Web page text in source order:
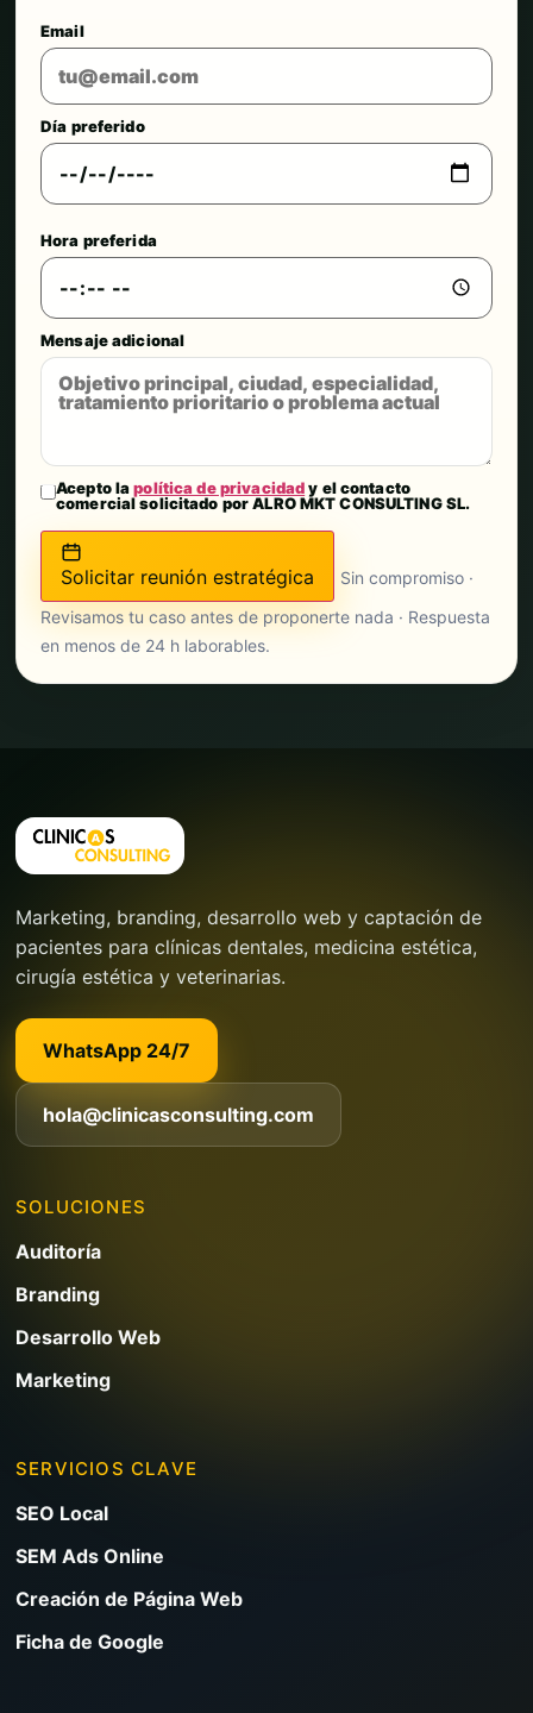
Email
Día preferido
Hora preferida
Mensaje adicional
Acepto lapolítica de privacidady el contacto
comercial solicitado por ALRO MKT CONSULTING SL.
Solicitar reunión estratégica
Sin compromiso ·
Revisamos tu caso antes de proponerte nada · Respuesta
en menos de 24 h laborables.
Marketing, branding, desarrollo web y captación de
pacientes para clínicas dentales, medicina estética,
cirugía estética y veterinarias.
WhatsApp 24/7
hola@clinicasconsulting.com
SOLUCIONES
Auditoría
Branding
Desarrollo Web
Marketing
SERVICIOS CLAVE
SEO Local
SEM Ads Online
Creación de Página Web
Ficha de Google